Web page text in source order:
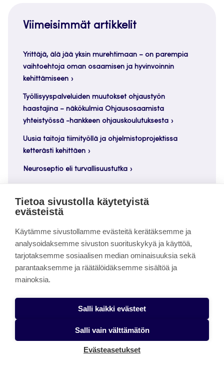
Viimeisimmät artikkelit
Yrittäjä, älä jää yksin murehtimaan – on parempia
vaihtoehtoja oman osaamisen ja hyvinvoinnin
kehittämiseen
Työllisyyspalveluiden muutokset ohjaustyön
haastajina – näkökulmia Ohjausosaamista
yhteistyössä -hankkeen ohjauskoulutuksesta
Uusia taitoja tiimityöllä ja ohjelmistoprojektissa
ketterästi kehittäen
Neuroseptio eli turvallisuustutka
Arkistot
Arkistot
Tietoa sivustolla käytetyistä
evästeistä
Käytämme sivustollamme evästeitä kerätäksemme ja
analysoidaksemme sivuston suorituskykyä ja käyttöä,
tarjotaksemme sosiaalisen median ominaisuuksia sekä
parantaaksemme ja räätälöidäksemme sisältöä ja
mainoksia.
Salli kaikki evästeet
Salli vain välttämätön
Evästeasetukset